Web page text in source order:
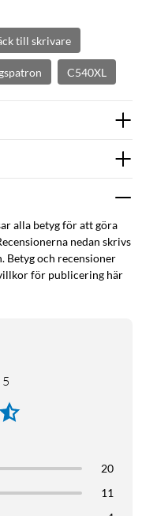
till skrivare
C540XL
alla betyg för att göra
nedan skrivs
Betyg och recensioner
för publicering här
20
11